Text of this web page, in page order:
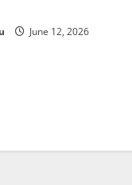
June 12, 2026